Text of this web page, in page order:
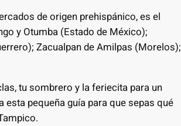
de origen prehispánico, es el
y Otumba (Estado de México);
Zacualpan de Amilpas (Morelos);
tu sombrero y la feriecita para un
pequeña guía para que sepas qué